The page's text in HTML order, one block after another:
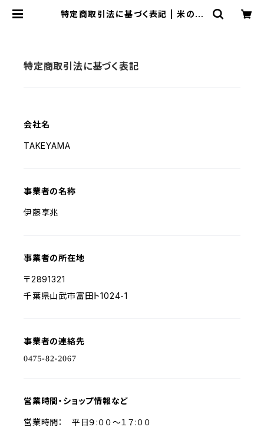
特定商取引法に基づく表記 | 米のた
特定商取引法に基づく表記
会社名
TAKEYAMA
事業者の名称
伊藤享兆
事業者の所在地
〒2891321
千葉県山武市富田ト1024-1
事業者の連絡先
営業時間・ショップ情報など
営業時間： 平日９:００～１７:００